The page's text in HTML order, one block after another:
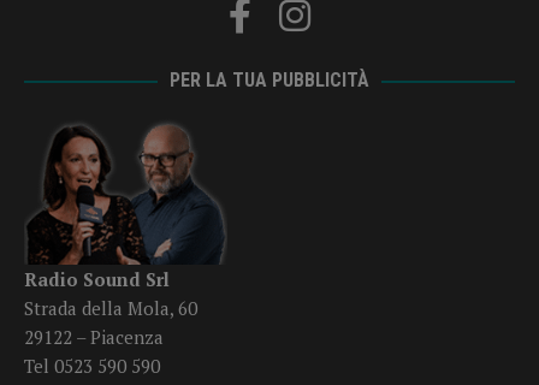
PER LA TUA PUBBLICITÀ
Radio Sound Srl
Strada della Mola, 60
29122 – Piacenza
Tel 0523 590 590